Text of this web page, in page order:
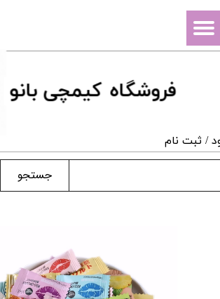
فروشگاه کیمچی بانو
جستجو
/ ثبت نام
حساب کاربری من
سفارشات